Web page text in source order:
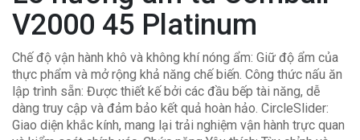
V2000 45 Platinum
Chế độ vận hành khô và không khí nóng ẩm: Giữ độ ẩm của
thực phẩm và mở rộng khả năng chế biến. Công thức nấu ăn
lập trình sẵn: Được thiết kế bởi các đầu bếp tài năng, dễ
dàng truy cập và đảm bảo kết quả hoàn hảo. CircleSlider:
Giao diện khắc kính, mang lại trải nghiệm vận hành trực quan